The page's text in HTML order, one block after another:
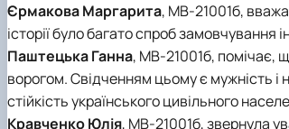
Єрмакова Маргарита, МВ-21001б,
історії було багато спроб замовчування
Паштецька Ганна, МВ-21001б, помічає,
ворогом. Свідченням цьому є мужність і
стійкість українського цивільного
Кравченко Юлія, МВ-21001б, звернула